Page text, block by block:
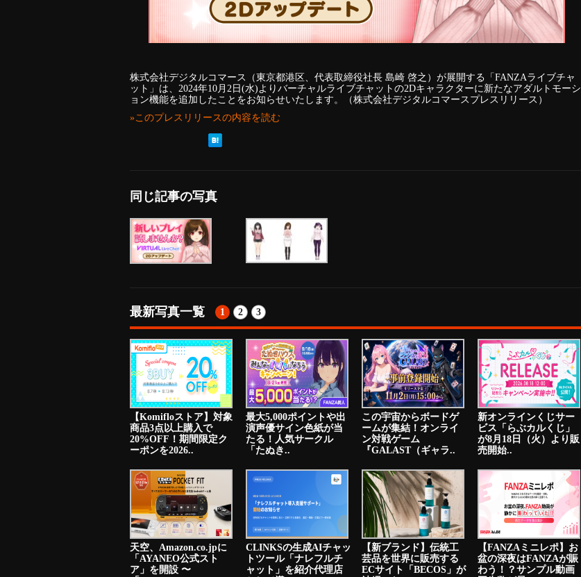
株式会社デジタルコマース（東京都港区、代表取締役社長 島崎 啓之）が展開する「FANZAライブチャ
ット」は、2024年10月2日(水)よりバーチャルライブチャットの2Dキャラクターに新たなアダルトモーシ
ョン機能を追加したことをお知らせいたします。（株式会社デジタルコマースプレスリリース）
»このプレスリリースの内容を読む
同じ記事の写真
最新写真一覧 1 2 3
【Komifloストア】対象
商品3点以上購入で
20%OFF！期間限定ク
ーポンを2026..
最大5,000ポイントや出
演声優サイン色紙が当
たる！人気サークル
「たぬき..
この宇宙からボードゲ
ームが集結！オンライ
ン対戦ゲーム
『GALAST（ギャラ..
新オンラインくじサー
ビス「らぶカルくじ」
が8月18日（火）より販
売開始..
天空、Amazon.co.jpに
「AYANEO公式スト
ア」を開設 〜
CLINKSの生成AIチャッ
トツール「ナレフルチ
ャット」を紹介代理店
【新ブランド】伝統工
芸品を世界に販売する
ECサイト「BECOS」が
【FANZAミニレポ】お
盆の深夜はFANZAが賑
わう！？サンプル動画